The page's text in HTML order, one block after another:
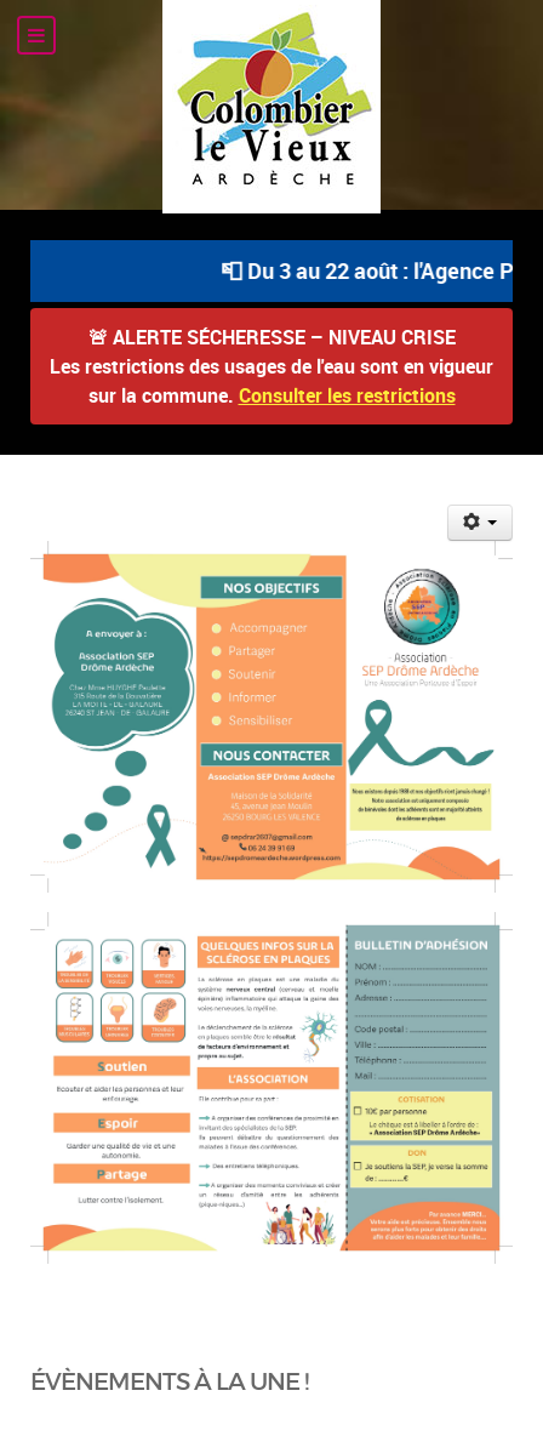
📮 Du 3 au 22 août : l'Agence
🚨 ALERTE SÉCHERESSE – NIVEAU CRISE
Les restrictions des usages de l'eau sont en vigueur
sur la commune. Consulter les restrictions
ÉVÈNEMENTS À LA UNE !